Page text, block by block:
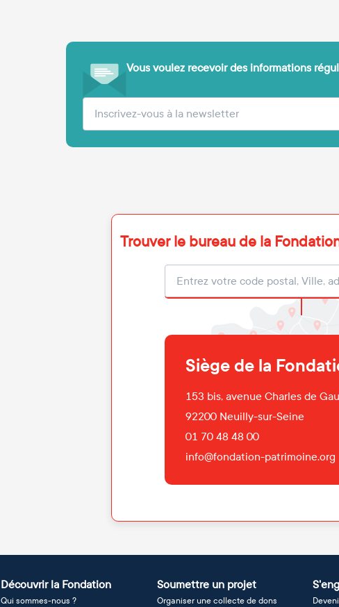
Vous voulez recevoir des informations
Votre adresse e-mail (obligatoire)
Trouver le bureau de la
Localisation
Siège de la
153 bis, avenue Charles de
92200 Neuilly-sur-Seine
01 70 48 48 00
info@fondation-patrimoine.org
Découvrir la Fondation
Qui sommes-nous ?
Soumettre un projet
Organiser une collecte de dons